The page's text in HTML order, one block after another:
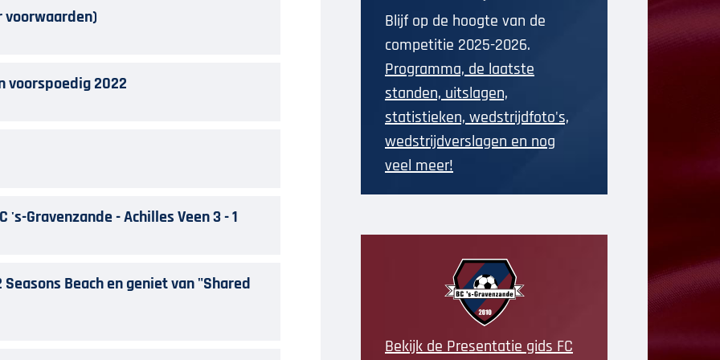
voorwaarden)
voorspoedig 2022
Gravenzande - Achilles Veen 3 - 1
Beach en geniet van "Shared
Blijf op de hoogte van de
competitie 2025-2026.
Programma, de laatste
standen, uitslagen,
statistieken, wedstrijdfoto's,
wedstrijdverslagen en nog
veel meer!
Bekijk de Presentatie gids FC